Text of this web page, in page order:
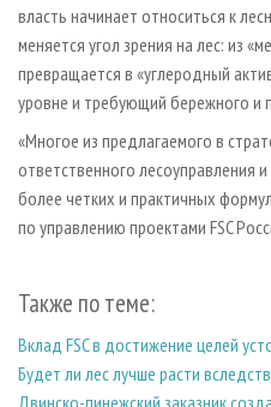
власть начинает относиться к
меняется угол зрения на лес: из
превращается в «углеродный
уровне и требующий бережного и
«Многое из предлагаемого в
ответственного лесоуправления
более четких и практичных
по управлению проектами FSC
Также по теме:
Вклад FSC в достижение целей
Будет ли лес лучше расти